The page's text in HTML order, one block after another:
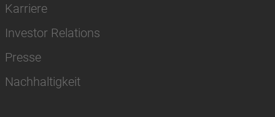
Karriere
Investor Relations
Presse
Nachhaltigkeit